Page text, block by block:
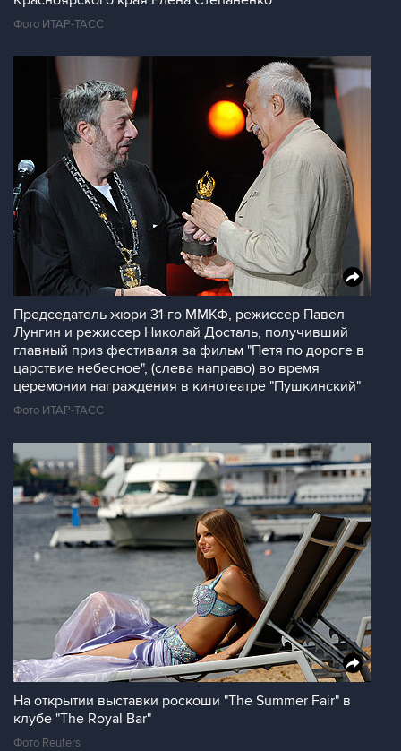
Фото ИТАР-ТАСС
Председатель жюри 31-го ММКФ, режиссер Павел
Лунгин и режиссер Николай Досталь, получивший
главный приз фестиваля за фильм "Петя по дороге в
царствие небесное", (слева направо) во время
церемонии награждения в кинотеатре "Пушкинский"
Фото ИТАР-ТАСС
На открытии выставки роскоши "The Summer Fair" в
клубе "The Royal Bar"
Фото Reuters